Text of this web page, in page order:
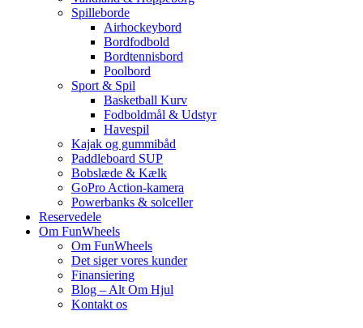
Spilleborde
Airhockeybord
Bordfodbold
Bordtennisbord
Poolbord
Sport & Spil
Basketball Kurv
Fodboldmål & Udstyr
Havespil
Kajak og gummibåd
Paddleboard SUP
Bobslæde & Kælk
GoPro Action-kamera
Powerbanks & solceller
Reservedele
Om FunWheels
Om FunWheels
Det siger vores kunder
Finansiering
Blog – Alt Om Hjul
Kontakt os